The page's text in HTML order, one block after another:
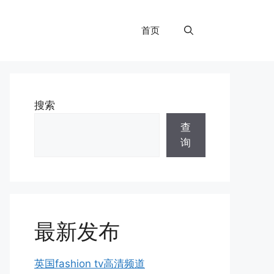
首页
搜索
查
询
最新发布
英国fashion tv高清频道